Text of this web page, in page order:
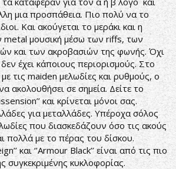
μια προσπάθεια. Πιο πολύ να το
Και ακούγεται το μεράκι και η
metal μoυσική μέσω των riffs, των
και των ακροβασιών της φωνής. Όχι
έχει κάποιους περιορισμούς. Στο
τις maiden μελωδίες και ρυθμούς, ο
ακολουθήσει σε σημεία. Δείτε το
και κρίνεται μόνοι σας.
για μεταλλάδες. Υπέροχα σόλος
που διασκεδάζουν όσο τις ακούς
πολλά με το πέρας του δίσκου.
και ‘’Armour Black’’ είναι από τις πιο
συγκεκριμένης κυκλοφορίας.